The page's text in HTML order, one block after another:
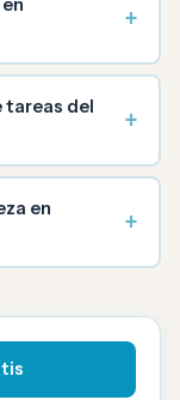
+
tareas del
+
en
+